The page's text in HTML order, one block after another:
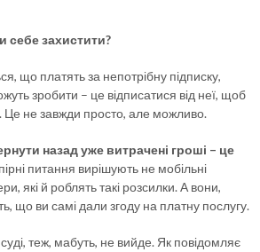
себе захистити?
що платять за непотрібну підписку,
зробити – це відписатися від неї, щоб
Це не завжди просто, але можливо.
назад уже витрачені гроші – це
питання вирішують не мобільні
які й роблять такі розсилки. А вони,
що ви самі дали згоду на платну послугу.
теж, мабуть, не вийде. Як повідомляє